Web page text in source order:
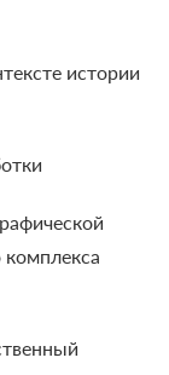
истории